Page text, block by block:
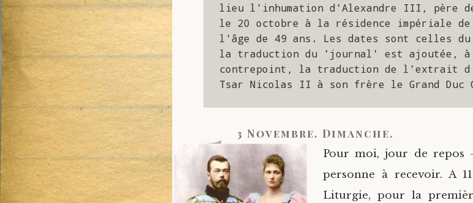
lieu l'inhumation d'Alexandre III, père
le 20 octobre à la résidence impériale
l'âge de 49 ans. Les dates sont celles
la traduction du 'journal' est ajoutée,
contrepoint, la traduction de l'extrait
Tsar Nicolas II à son frère le Grand Duc
1 3 Novembre. Dimanche.
Pour moi, jour de
personne à recevoir. A
Liturgie, pour la